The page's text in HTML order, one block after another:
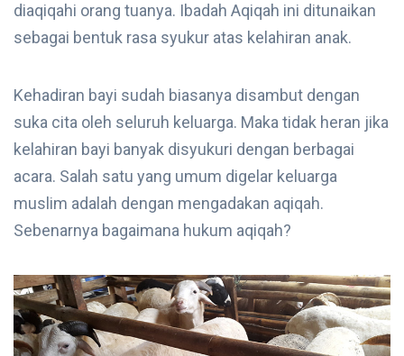
diaqiqahi orang tuanya. Ibadah Aqiqah ini ditunaikan
sebagai bentuk rasa syukur atas kelahiran anak.
Kehadiran bayi sudah biasanya disambut dengan
suka cita oleh seluruh keluarga. Maka tidak heran jika
kelahiran bayi banyak disyukuri dengan berbagai
acara. Salah satu yang umum digelar keluarga
muslim adalah dengan mengadakan aqiqah.
Sebenarnya bagaimana hukum aqiqah?